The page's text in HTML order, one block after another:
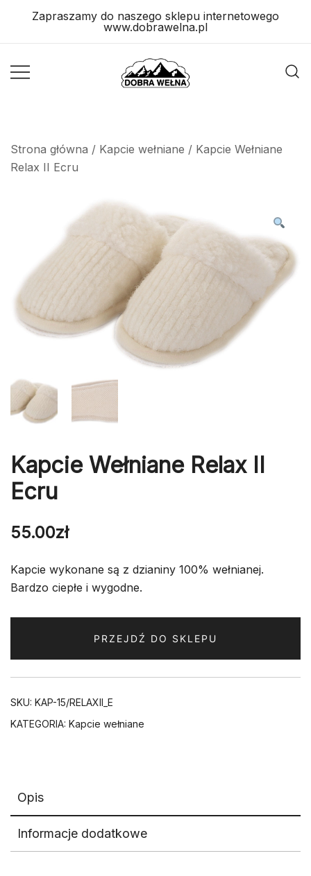
Zapraszamy do naszego sklepu internetowego
www.dobrawelna.pl
Strona główna / Kapcie wełniane / Kapcie Wełniane
Relax II Ecru
Kapcie Wełniane Relax II
Ecru
55.00zł
Kapcie wykonane są z dzianiny 100% wełnianej.
Bardzo ciepłe i wygodne.
PRZEJDŹ DO SKLEPU
SKU: KAP-15/RELAXII_E
KATEGORIA: Kapcie wełniane
Opis
Informacje dodatkowe